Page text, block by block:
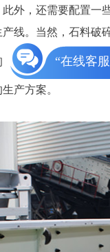
此外，还需要配置
线。当然，石料破
“在线客
产方案。